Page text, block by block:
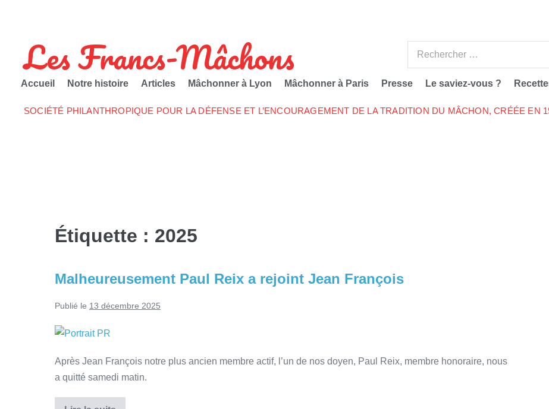
Les Francs-Mâchons
Accueil Notre histoire Articles Mâchonner à Lyon Mâchonner à Paris Presse Le saviez-vous ?
SOCIÉTÉ PHILANTHROPIQUE POUR LA DÉFENSE ET L’ENCOURAGEMENT DE LA TRADITION DU MÂCHON, CRÉÉE EN
Étiquette : 2025
Malheureusement Paul Reix a rejoint Jean François
Publié le 13 décembre 2025
Après Jean François notre plus ancien membre actif, l’un de nos doyen, Paul Reix, membre honoraire, nous
a quitté samedi matin.